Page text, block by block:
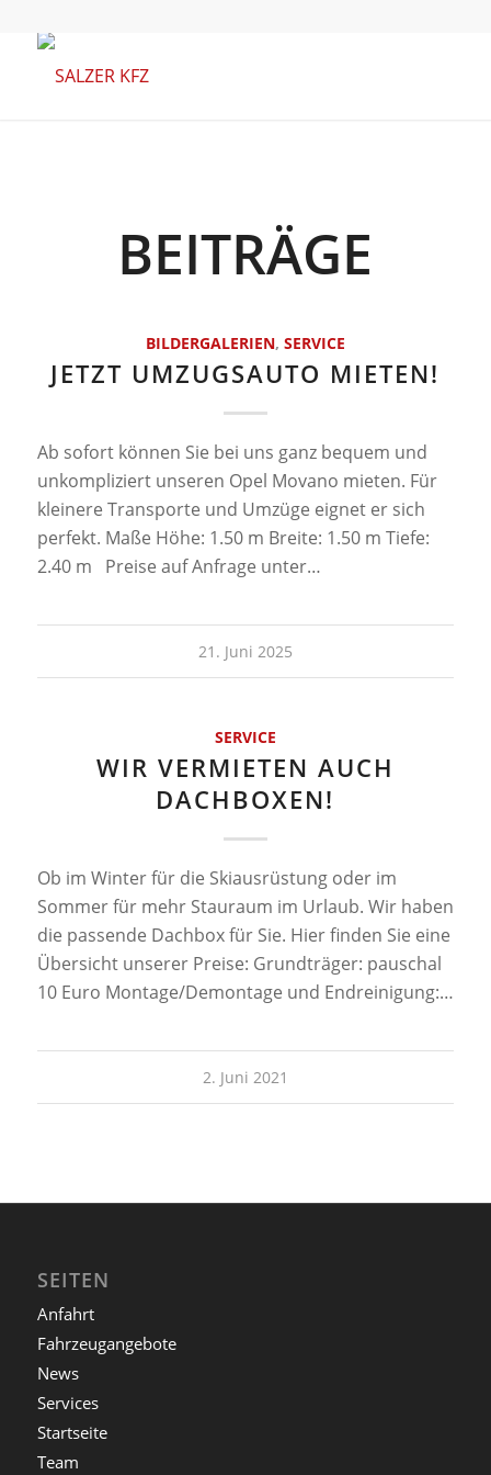
BEITRÄGE
BILDERGALERIEN, SERVICE
JETZT UMZUGSAUTO MIETEN!
Ab sofort können Sie bei uns ganz bequem und
unkompliziert unseren Opel Movano mieten. Für
kleinere Transporte und Umzüge eignet er sich
perfekt. Maße Höhe: 1.50 m Breite: 1.50 m Tiefe:
2.40 m Preise auf Anfrage unter…
21. Juni 2025
SERVICE
WIR VERMIETEN AUCH
DACHBOXEN!
Ob im Winter für die Skiausrüstung oder im
Sommer für mehr Stauraum im Urlaub. Wir haben
die passende Dachbox für Sie. Hier finden Sie eine
Übersicht unserer Preise: Grundträger: pauschal
10 Euro Montage/Demontage und Endreinigung:…
2. Juni 2021
SEITEN
Anfahrt
Fahrzeugangebote
News
Services
Startseite
Team